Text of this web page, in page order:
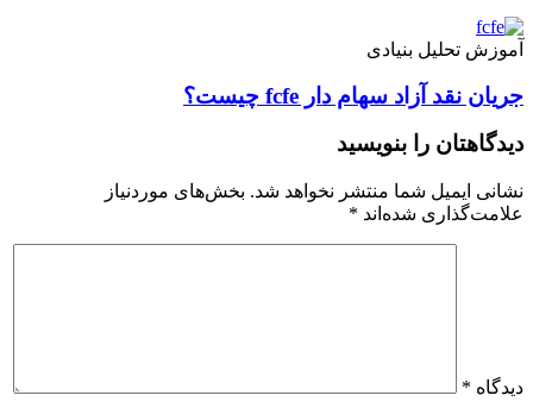
آموزش تحلیل بنیادی
جریان نقد آزاد سهام دار fcfe چیست؟
دیدگاهتان را بنویسید
نشانی ایمیل شما منتشر نخواهد شد. بخش‌های موردنیاز
علامت‌گذاری شده‌اند *
دیدگاه *